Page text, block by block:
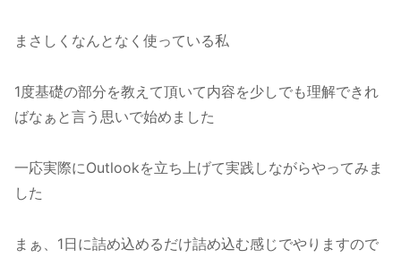
まさしくなんとなく使っている私
1度基礎の部分を教えて頂いて内容を少しでも理解できれ
ばなぁと言う思いで始めました
一応実際にOutlookを立ち上げて実践しながらやってみま
した
まぁ、1日に詰め込めるだけ詰め込む感じでやりますので